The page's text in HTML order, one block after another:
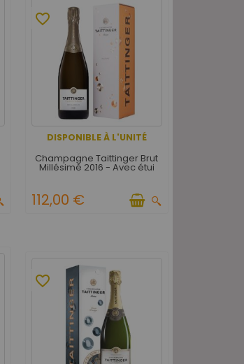
DISPONIBLE À L'UNITÉ
favorite_border
Champagne Taittinger Brut
Millésimé 2016 - Avec étui
112,00 €
favorite_border